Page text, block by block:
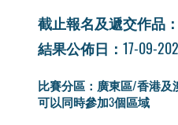
截止報名及遞交作品
結果公佈日：17-09-
比賽分區：廣東區/香港及
可以同時參加3個區域